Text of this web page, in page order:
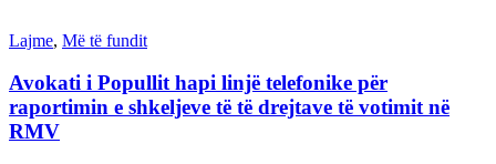
Lajme, Më të fundit
Avokati i Popullit hapi linjë telefonike për
raportimin e shkeljeve të të drejtave të votimit në
RMV